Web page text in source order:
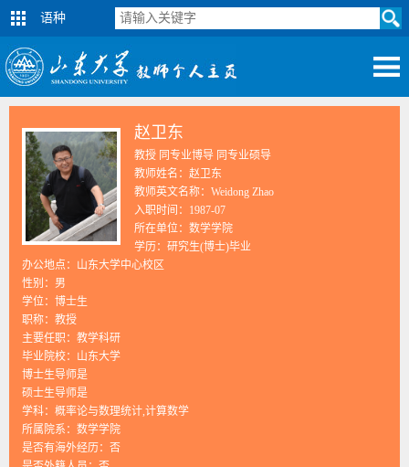
语种
赵卫东
教授 同专业博导 同专业硕导
教师姓名：赵卫东
教师英文名称：Weidong Zhao
入职时间：1987-07
所在单位：数学学院
学历：研究生(博士)毕业
办公地点：山东大学中心校区
性别：男
学位：博士生
职称：教授
主要任职：教学科研
毕业院校：山东大学
博士生导师是
硕士生导师是
学科：概率论与数理统计,计算数学
所属院系：数学学院
是否有海外经历：否